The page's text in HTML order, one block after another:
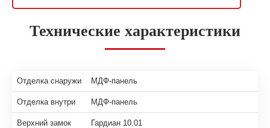
Технические характеристики
Отделка снаружи МДФ-панель
Отделка внутри МДФ-панель
Верхний замок Гардиан 10.01